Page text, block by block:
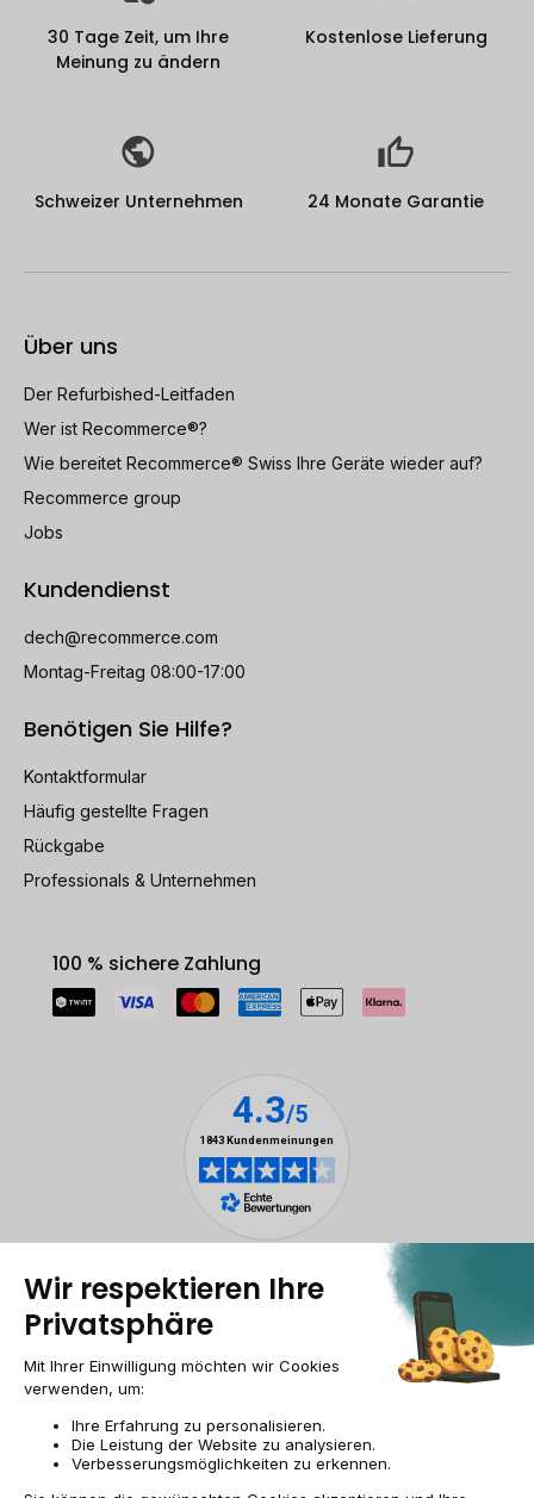
30 Tage Zeit, um Ihre
Meinung zu ändern
Kostenlose Lieferung
Schweizer Unternehmen 24 Monate Garantie
Über uns
Der Refurbished-Leitfaden
Wer ist Recommerce®?
Wie bereitet Recommerce® Swiss Ihre Geräte wieder auf?
Recommerce group
Jobs
Kundendienst
dech@recommerce.com
Montag-Freitag 08:00-17:00
Benötigen Sie Hilfe?
Kontaktformular
Häufig gestellte Fragen
Rückgabe
Professionals & Unternehmen
100 % sichere Zahlung
Rechtliche Hinweise
Cookie-Verwaltung
Allgemeine Geschäftsbedingungen
Personenbezogener daten
Webseite der Recommerce Group
CH-DE | CHF